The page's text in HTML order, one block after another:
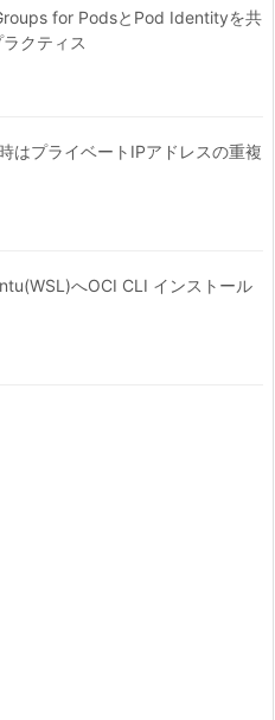
for PodsとPod Identityを共
クティス
はプライベートIPアドレスの重複
へOCI CLI インストール